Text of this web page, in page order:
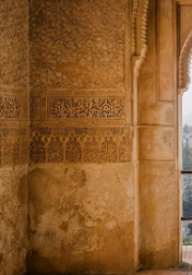
SERVICES
Perguntar a um
Obtenha apoio
conformidade
Parceiros
Integre os RH
flexível
CASE STUDIES
Français
Deutsch
Español
Italiano
Português (Portugal)